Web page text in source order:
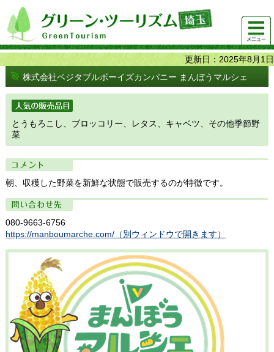
グリーンツーリズム埼玉 緑豊かな農山村で 楽しく！
美味しく！
メニュ
ー
更新日：2025年8月1日
株式会社ベジタブルボーイズカンパニー まんぼうマルシェ
人気の販売品目
とうもろこし、ブロッコリー、レタス、キャベツ、その他季節野
菜
コメント
朝、収穫した野菜を新鮮な状態で販売するのが特徴です。
問い合わせ先
080-9663-6756
https://manboumarche.com/（別ウィンドウで開きます）